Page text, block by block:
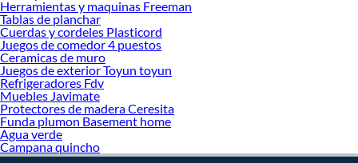
Herramientas y maquinas Freeman
Tablas de planchar
Cuerdas y cordeles Plasticord
Juegos de comedor 4 puestos
Ceramicas de muro
Juegos de exterior Toyun toyun
Refrigeradores Fdv
Muebles Javimate
Protectores de madera Ceresita
Funda plumon Basement home
Agua verde
Campana quincho